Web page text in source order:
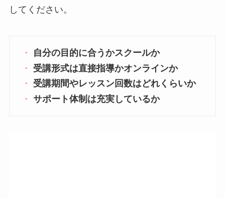
してください。
自分の目的に合うかスクールか
受講形式は直接指導かオンラインか
受講期間やレッスン回数はどれくらいか
サポート体制は充実しているか